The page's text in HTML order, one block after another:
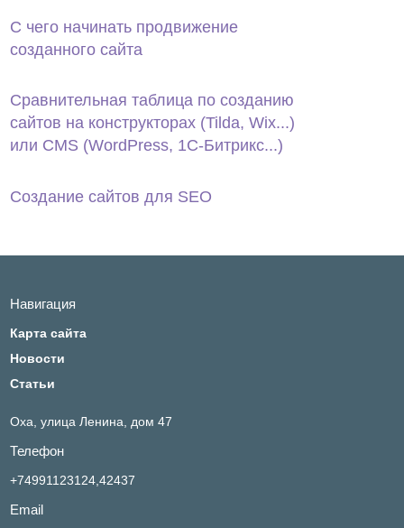
С чего начинать продвижение
созданного сайта
Сравнительная таблица по созданию
сайтов на конструкторах (Tilda, Wix...)
или CMS (WordPress, 1С‑Битрикс...)
Создание сайтов для SEO
Навигация
Карта сайта
Новости
Статьи
Оха, улица Ленина, дом 47
Телефон
+74991123124,42437
Email